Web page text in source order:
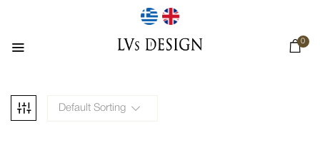
0
Default Sorting